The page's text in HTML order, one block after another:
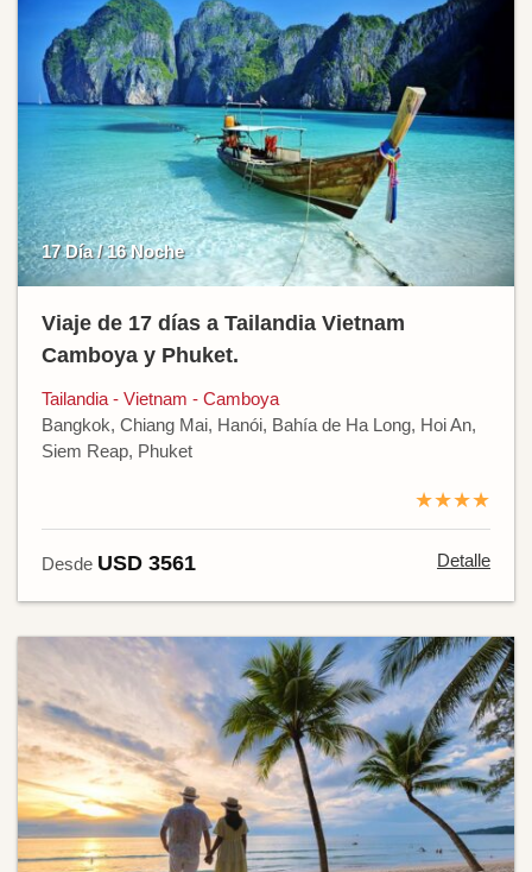
17 Día / 16 Noche
Viaje de 17 días a Tailandia Vietnam
Camboya y Phuket.
Tailandia - Vietnam - Camboya
Bangkok, Chiang Mai, Hanói, Bahía de Ha Long, Hoi An,
Siem Reap, Phuket
★★★★
Desde USD 3561 Detalle